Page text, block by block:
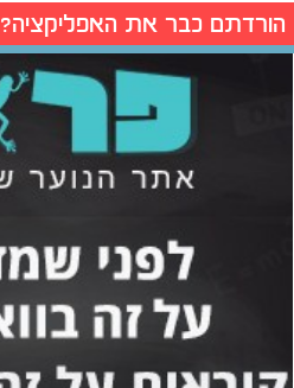
הורדתם כבר את האפליקציה?